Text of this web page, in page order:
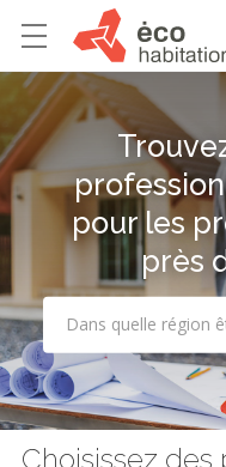
pour les
près
Dans quelle région
Choisissez des